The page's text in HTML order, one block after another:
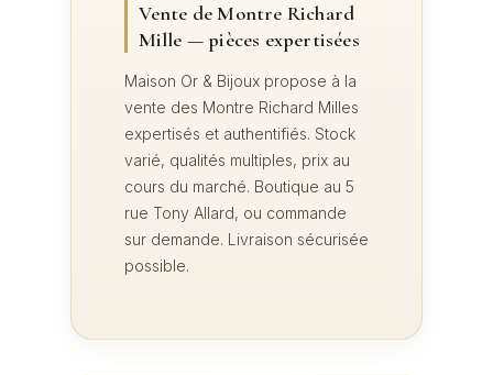
Vente de Montre Richard
Mille — pièces expertisées
Maison Or & Bijoux propose à la
vente des Montre Richard Milles
expertisés et authentifiés. Stock
varié, qualités multiples, prix au
cours du marché. Boutique au 5
rue Tony Allard, ou commande
sur demande. Livraison sécurisée
possible.